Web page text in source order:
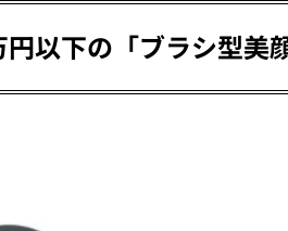
以下の「ブラシ型美